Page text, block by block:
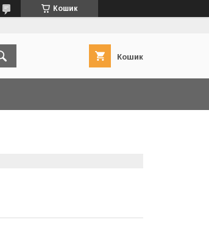
Кошик
Кошик